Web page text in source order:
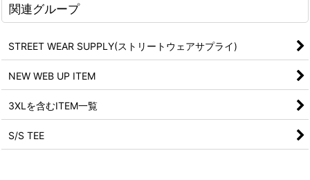
関連グループ
STREET WEAR SUPPLY(ストリートウェアサプライ)
NEW WEB UP ITEM
3XLを含むITEM一覧
S/S TEE